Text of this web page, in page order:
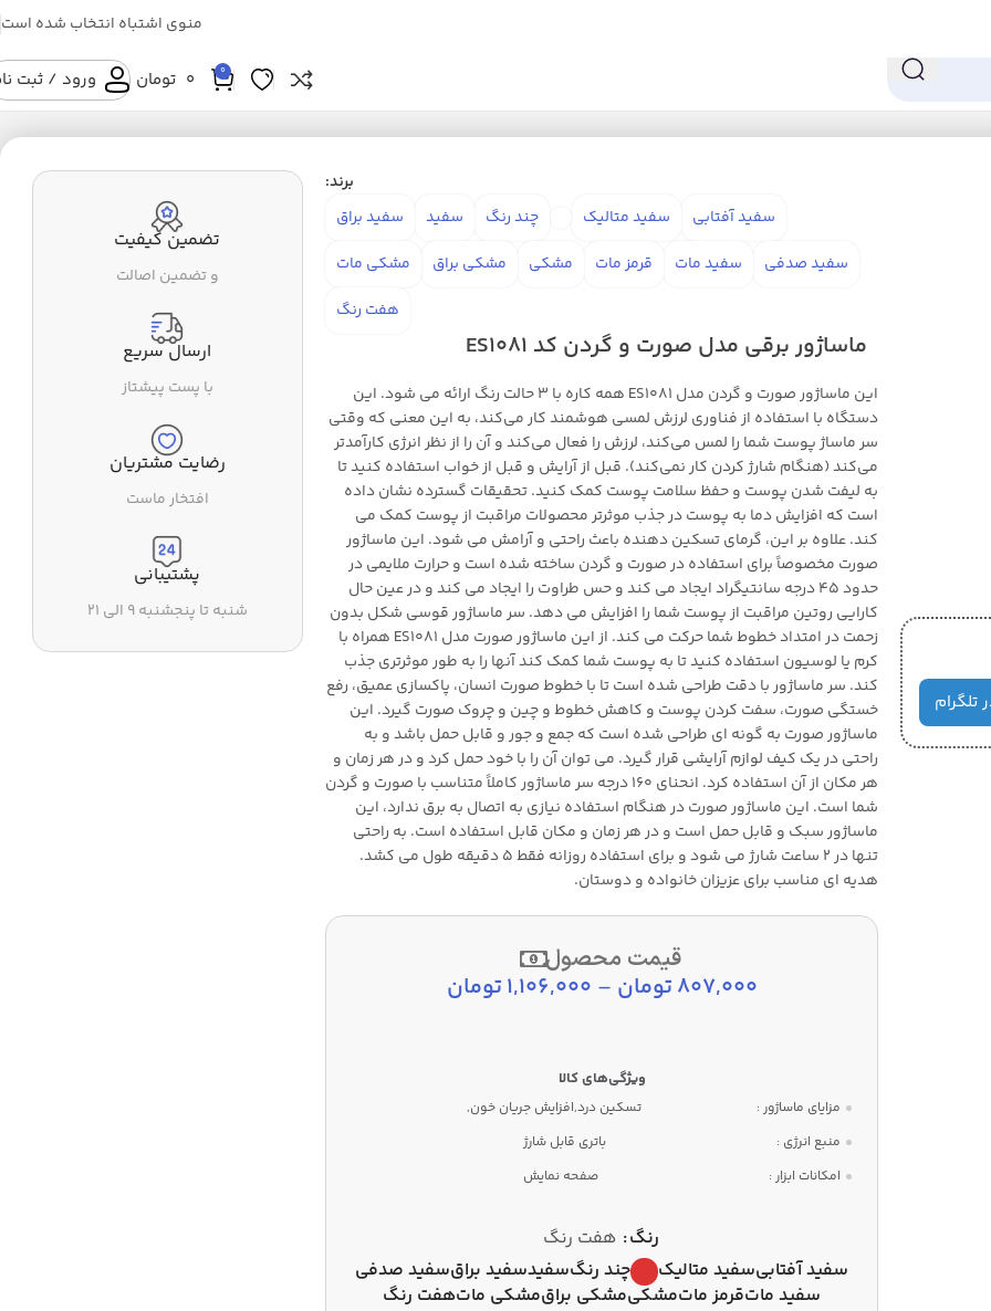
منوی اشتباه انتخاب شده است
0
0 تومان ورود / ثبت
تلگرام
برند:
سفید آفتابی
سفید متالیک چند رنگ سفید
سفید براق
سفید صدفی
سفید مات قرمز مات مشکی مشکی براق
مشکی مات
هفت رنگ
ماساژور برقی مدل صورت و گردن کد ES1081
این ماساژور صورت و گردن مدل ES1081 همه کاره با 3 حالت رنگ ارائه می شود. این
دستگاه با استفاده از فناوری لرزش لمسی هوشمند کار می‌کند، به این معنی که وقتی
سر ماساژ پوست شما را لمس می‌کند، لرزش را فعال می‌کند و آن را از نظر انرژی کارآمدتر
می‌کند (هنگام شارژ کردن کار نمی‌کند). قبل از آرایش و قبل از خواب استفاده کنید تا
به لیفت شدن پوست و حفظ سلامت پوست کمک کنید. تحقیقات گسترده نشان داده
است که افزایش دما به پوست در جذب موثرتر محصولات مراقبت از پوست کمک می
کند. علاوه بر این، گرمای تسکین دهنده باعث راحتی و آرامش می شود. این ماساژور
صورت مخصوصاً برای استفاده در صورت و گردن ساخته شده است و حرارت ملایمی در
حدود 45 درجه سانتیگراد ایجاد می کند و حس طراوت را ایجاد می کند و در عین حال
کارایی روتین مراقبت از پوست شما را افزایش می دهد. سر ماساژور قوسی شکل بدون
زحمت در امتداد خطوط شما حرکت می کند. از این ماساژور صورت مدل ES1081 همراه با
کرم یا لوسیون استفاده کنید تا به پوست شما کمک کند آنها را به طور موثرتری جذب
کند. سر ماساژور با دقت طراحی شده است تا با خطوط صورت انسان، پاکسازی عمیق، رفع
خستگی صورت، سفت کردن پوست و کاهش خطوط و چین و چروک صورت گیرد. این
ماساژور صورت به گونه ای طراحی شده است که جمع و جور و قابل حمل باشد و به
راحتی در یک کیف لوازم آرایشی قرار گیرد. می توان آن را با خود حمل کرد و در هر زمان و
هر مکان از آن استفاده کرد. انحنای 160 درجه سر ماساژور کاملاً متناسب با صورت و گردن
شما است. این ماساژور صورت در هنگام استفاده نیازی به اتصال به برق ندارد، این
ماساژور سبک و قابل حمل است و در هر زمان و مکان قابل استفاده است. به راحتی
تنها در 2 ساعت شارژ می شود و برای استفاده روزانه فقط 5 دقیقه طول می کشد.
هدیه ای مناسب برای عزیزان خانواده و دوستان.
قیمت محصول
807,000تومان –
1,106,000تومان
مزایای ماساژور :
تسکین درد,افزایش جریان خون,
منبع انرژی :
باتری قابل شارژ
امکانات ابزار :
صفحه نمایش
رنگ هفت رنگ
سفید آفتابیسفید متالیک چند رنگسفیدسفید براقسفید صدفی
سفید ماتقرمز ماتمشکیمشکی براقمشکی ماتهفت رنگ
تضمین کیفیت
و تضمین اصالت
ارسال سریع
با پست پیشتاز
رضایت مشتریان
افتخار ماست
پشتیبانی
شنبه تا پنجشنبه ۹ الی ۲۱